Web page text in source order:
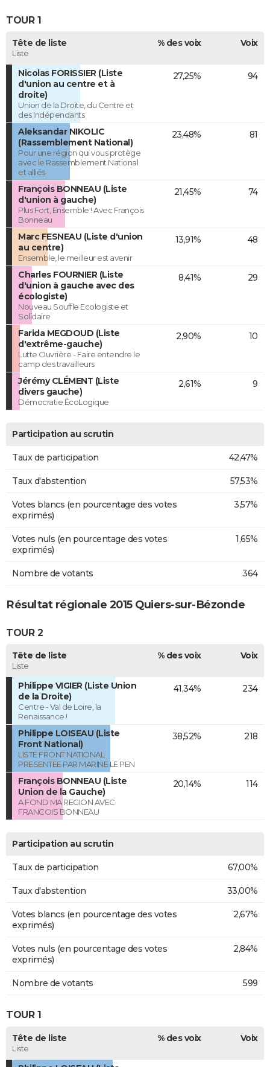
TOUR 1
Tête de liste
Liste
% des voix Voix
Nicolas FORISSIER (Liste
d'union au centre et à
droite)
Union de la Droite, du Centre et
des Indépendants
27,25% 94
Aleksandar NIKOLIC
(Rassemblement National)
Pour une région qui vous protège
avec le Rassemblement National
et alliés
23,48% 81
François BONNEAU (Liste
d'union à gauche)
Plus Fort, Ensemble ! Avec François
Bonneau
21,45% 74
Marc FESNEAU (Liste d'union
au centre)
Ensemble, le meilleur est avenir
13,91% 48
Charles FOURNIER (Liste
d'union à gauche avec des
écologiste)
Nouveau Souffle Ecologiste et
Solidaire
8,41% 29
Farida MEGDOUD (Liste
d'extrême-gauche)
Lutte Ouvrière - Faire entendre le
camp des travailleurs
2,90% 10
Jérémy CLÉMENT (Liste
divers gauche)
Démocratie ÉcoLogique
2,61% 9
Participation au scrutin
Taux de participation 42,47%
Taux d'abstention 57,53%
Votes blancs (en pourcentage des votes
exprimés)
3,57%
Votes nuls (en pourcentage des votes
exprimés)
1,65%
Nombre de votants 364
Résultat régionale 2015 Quiers-sur-Bézonde
TOUR 2
Tête de liste
Liste
% des voix Voix
Philippe VIGIER (Liste Union
de la Droite)
Centre - Val de Loire, la
Renaissance !
41,34% 234
Philippe LOISEAU (Liste
Front National)
LISTE FRONT NATIONAL
PRESENTEE PAR MARINE LE PEN
38,52% 218
François BONNEAU (Liste
Union de la Gauche)
A FOND MA REGION AVEC
FRANCOIS BONNEAU
20,14% 114
Participation au scrutin
Taux de participation 67,00%
Taux d'abstention 33,00%
Votes blancs (en pourcentage des votes
exprimés)
2,67%
Votes nuls (en pourcentage des votes
exprimés)
2,84%
Nombre de votants 599
TOUR 1
Tête de liste
Liste
% des voix Voix